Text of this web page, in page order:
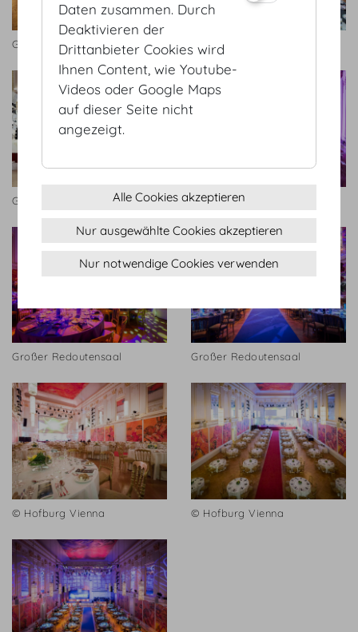
Großer Redoutensaal Großer Redoutensaal
Großer Redoutensaal Bankett Großer Redoutensaal
Großer Redoutensaal Großer Redoutensaal
© Hofburg Vienna © Hofburg Vienna
Daten zusammen. Durch
Deaktivieren der
Drittanbieter Cookies wird
Ihnen Content, wie Youtube-
Videos oder Google Maps
auf dieser Seite nicht
angezeigt.
Alle Cookies akzeptieren
Nur ausgewählte Cookies akzeptieren
Nur notwendige Cookies verwenden